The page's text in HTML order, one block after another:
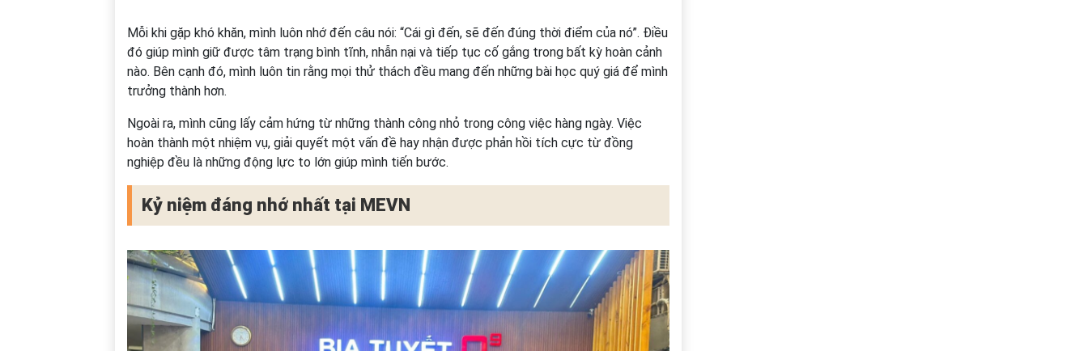
Mỗi khi gặp khó khăn, mình luôn nhớ đến câu nói: “Cái gì đến, sẽ đến đúng thời điểm của nó”. Điều
đó giúp mình giữ được tâm trạng bình tĩnh, nhẫn nại và tiếp tục cố gắng trong bất kỳ hoàn cảnh
nào. Bên cạnh đó, mình luôn tin rằng mọi thử thách đều mang đến những bài học quý giá để mình
trưởng thành hơn.
Ngoài ra, mình cũng lấy cảm hứng từ những thành công nhỏ trong công việc hàng ngày. Việc
hoàn thành một nhiệm vụ, giải quyết một vấn đề hay nhận được phản hồi tích cực từ đồng
nghiệp đều là những động lực to lớn giúp mình tiến bước.
Kỷ niệm đáng nhớ nhất tại MEVN